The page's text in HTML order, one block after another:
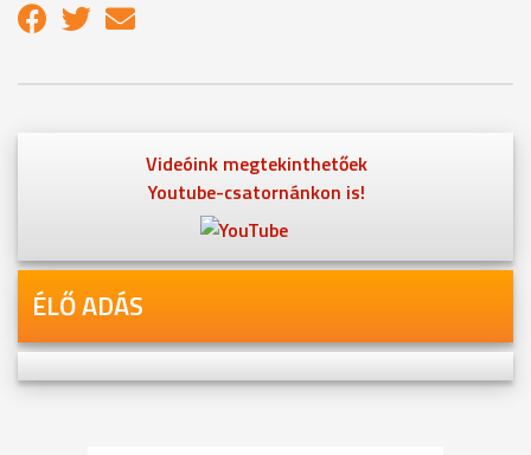
Videóink megtekinthetőek
Youtube-csatornánkon is!
ÉLŐ ADÁS